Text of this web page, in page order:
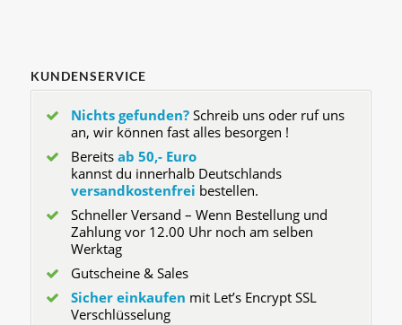
KUNDENSERVICE
Nichts gefunden?Schreib uns oder ruf uns
an, wir können fast alles besorgen !
Bereits ab 50,- Euro
kannst du innerhalb Deutschlands
versandkostenfrei bestellen.
Schneller Versand – Wenn Bestellung und
Zahlung vor 12.00 Uhr noch am selben
Werktag
Gutscheine & Sales
Sicher einkaufen mit Let’s Encrypt SSL
Verschlüsselung